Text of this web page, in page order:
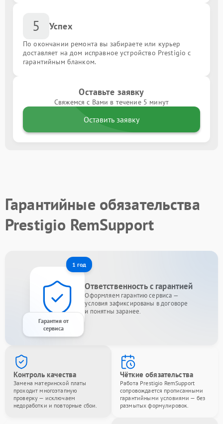
5 Успех
По окончании ремонта вы забираете или курьер
доставляет на дом исправное устройство Prestigio с
гарантийным бланком.
Оставьте заявку
Свяжемся с Вами в течение 5 минут
Оставить заявку
Гарантийные обязательства
Prestigio RemSupport
1 год
Гарантия от
сервиса
Ответственность с гарантией
Оформляем гарантию сервиса —
условия зафиксированы в договоре
и понятны заранее.
Контроль качества
Замена материнской платы
проходит многоэтапную
проверку — исключаем
недоработки и повторные сбои.
Чёткие обязательства
Работа Prestigio RemSupport
сопровождается прописанными
гарантийными условиями — без
размытых формулировок.